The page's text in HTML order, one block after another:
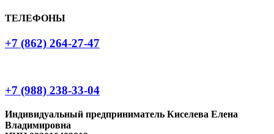
ТЕЛЕФОНЫ
+7 (862) 264-27-47
+7 (988) 238-33-04
Индивидуальный предприниматель Киселева Елена
Владимировна